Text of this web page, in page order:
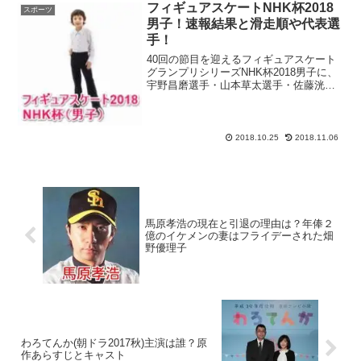
互いに譲らず、...
スポーツ
フィギュアスケートNHK杯2018
男子！速報結果と滑走順や代表選
手！
40回の節目を迎えるフィギュアスケート
グランプリシリーズNHK杯2018男子に、
宇野昌磨選手・山本草太選手・佐藤洸彬
2018.10.25 2018.11.06
馬原孝浩の現在と引退の理由は？年俸２
億のイケメンの妻はフライデーされた畑
野優理子
わろてんか(朝ドラ2017秋)主演は誰？原
作あらすじとキャスト